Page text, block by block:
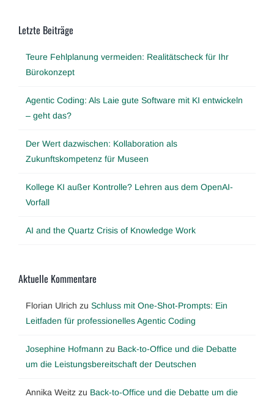
Letzte Beiträge
Teure Fehlplanung vermeiden: Realitätscheck für Ihr
Bürokonzept
Agentic Coding: Als Laie gute Software mit KI entwickeln
– geht das?
Der Wert dazwischen: Kollaboration als
Zukunftskompetenz für Museen
Kollege KI außer Kontrolle? Lehren aus dem OpenAI-
Vorfall
AI and the Quartz Crisis of Knowledge Work
Aktuelle Kommentare
Florian Ulrich zu Schluss mit One-Shot-Prompts: Ein
Leitfaden für professionelles Agentic Coding
Josephine Hofmann zu Back-to-Office und die Debatte
um die Leistungsbereitschaft der Deutschen
Annika Weitz zu Back-to-Office und die Debatte um die